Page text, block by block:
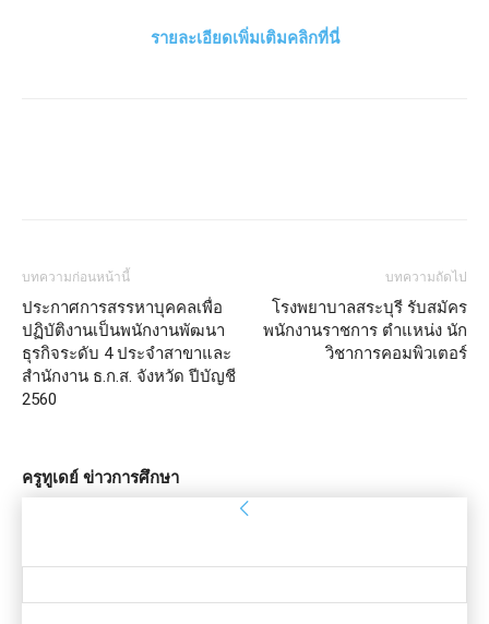
รายละเอียดเพิ่มเติมคลิกที่นี่
บทความก่อนหน้านี้
ประกาศการสรรหาบุคคลเพื่อ
ปฏิบัติงานเป็นพนักงานพัฒนา
ธุรกิจระดับ 4 ประจำสาขาและ
สำนักงาน ธ.ก.ส. จังหวัด ปีบัญชี
2560
บทความถัดไป
โรงพยาบาลสระบุรี รับสมัคร
พนักงานราชการ ตำแหน่ง นัก
วิชาการคอมพิวเตอร์
ครูทูเดย์ ข่าวการศึกษา